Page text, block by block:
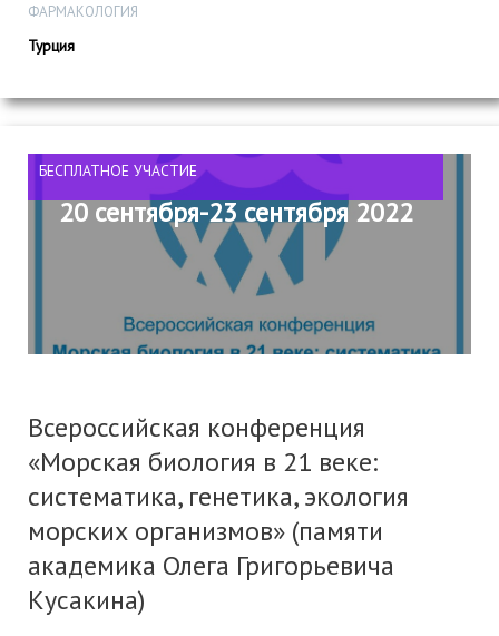
ФАРМАКОЛОГИЯ
Турция
БЕСПЛАТНОЕ УЧАСТИЕ
20 сентября-23 сентября 2022
Всероссийская конференция
«Морская биология в 21 веке:
систематика, генетика, экология
морских организмов» (памяти
академика Олега Григорьевича
Кусакина)